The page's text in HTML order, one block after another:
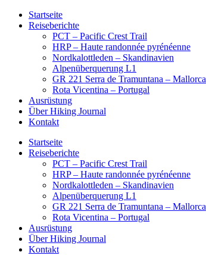
Startseite
Reiseberichte
PCT – Pacific Crest Trail
HRP – Haute randonnée pyrénéenne
Nordkalottleden – Skandinavien
Alpenüberquerung L1
GR 221 Serra de Tramuntana – Mallorca
Rota Vicentina – Portugal
Ausrüstung
Über Hiking Journal
Kontakt
Startseite
Reiseberichte
PCT – Pacific Crest Trail
HRP – Haute randonnée pyrénéenne
Nordkalottleden – Skandinavien
Alpenüberquerung L1
GR 221 Serra de Tramuntana – Mallorca
Rota Vicentina – Portugal
Ausrüstung
Über Hiking Journal
Kontakt